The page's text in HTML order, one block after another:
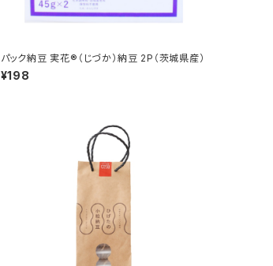
パック納豆 実花®（じづか）納豆 2P（茨城県産）
¥198